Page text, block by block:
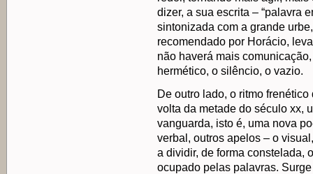
dizer, a sua escrita – “palavra
sintonizada com a grande
recomendado por Horácio,
não haverá mais
hermético, o silêncio, o vazio.
De outro lado, o ritmo
volta da metade do século xx,
vanguarda, isto é, uma nova
verbal, outros apelos – o
a dividir, de forma constelada,
ocupado pelas palavras.